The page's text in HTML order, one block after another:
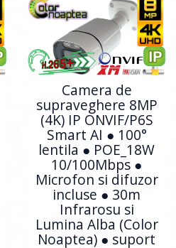
Camera de
supraveghere 8MP
(4K) IP ONVIF/P6S
Smart AI ● 100°
lentila ● POE_18W
10/100Mbps ●
Microfon si difuzor
incluse ● 30m
Infrarosu si
Lumina Alba (Color
Noaptea) ● suport